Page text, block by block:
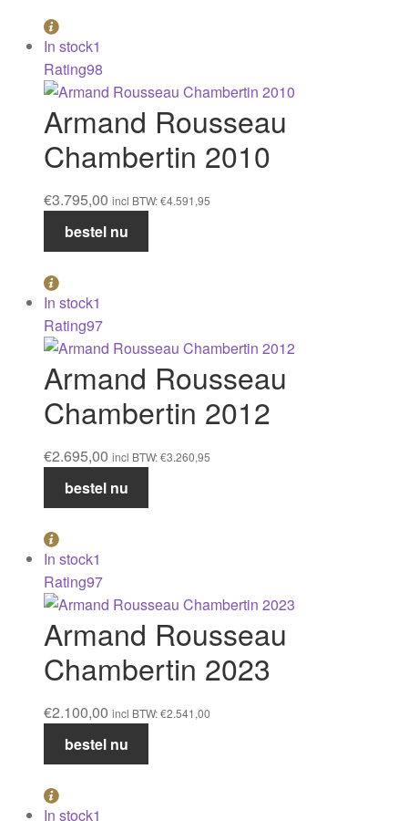
2009
aantal
In stock1
Rating98
Armand Rousseau
Chambertin 2010
€3.795,00 incl BTW:€4.591,95
Armand
Rousseau
2010
aantal
bestel nu
In stock1
Rating97
Armand Rousseau
Chambertin 2012
€2.695,00 incl BTW:€3.260,95
Armand
Rousseau
2012
aantal
bestel nu
In stock1
Rating97
Armand Rousseau
Chambertin 2023
€2.100,00 incl BTW:€2.541,00
Armand
Rousseau
2023
bestel nu
In stock1